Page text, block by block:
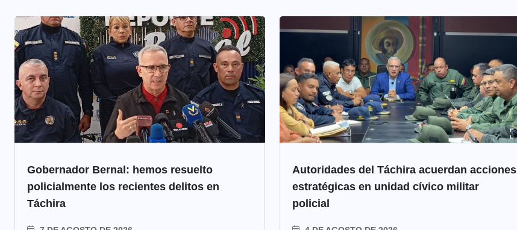
Gobernador Bernal: hemos resuelto
policialmente los recientes delitos en
Táchira
Autoridades del Táchira acuerdan acciones
estratégicas en unidad cívico militar
policial